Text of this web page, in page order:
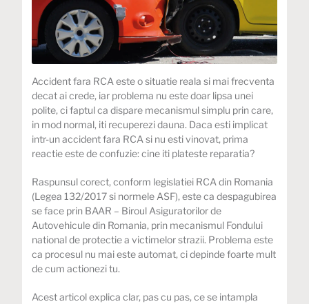
Accident fara RCA este o situatie reala si mai frecventa
decat ai crede, iar problema nu este doar lipsa unei
polite, ci faptul ca dispare mecanismul simplu prin care,
in mod normal, iti recuperezi dauna. Daca esti implicat
intr-un accident fara RCA si nu esti vinovat, prima
reactie este de confuzie: cine iti plateste reparatia?
Raspunsul corect, conform legislatiei RCA din Romania
(Legea 132/2017 si normele ASF), este ca despagubirea
se face prin BAAR – Biroul Asiguratorilor de
Autovehicule din Romania, prin mecanismul Fondului
national de protectie a victimelor strazii. Problema este
ca procesul nu mai este automat, ci depinde foarte mult
de cum actionezi tu.
Acest articol explica clar, pas cu pas, ce se intampla